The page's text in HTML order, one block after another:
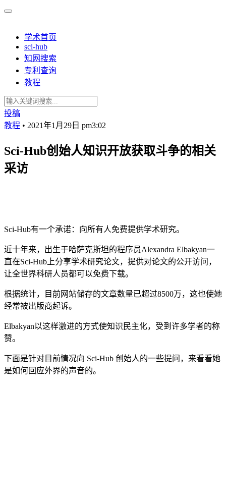
学术首页
sci-hub
知网搜索
专利查询
教程
投稿
教程 • 2021年1月29日 pm3:02
Sci-Hub创始人知识开放获取斗争的相关
采访
Sci-Hub有一个承诺：向所有人免费提供学术研究。
近十年来，出生于哈萨克斯坦的程序员Alexandra Elbakyan一
直在Sci-Hub上分享学术研究论文，提供对论文的公开访问，
让全世界科研人员都可以免费下载。
根据统计，目前网站储存的文章数量已超过8500万，这也使她
经常被出版商起诉。
Elbakyan以这样激进的方式使知识民主化，受到许多学者的称
赞。
下面是针对目前情况向 Sci-Hub 创始人的一些提问，来看看她
是如何回应外界的声音的。